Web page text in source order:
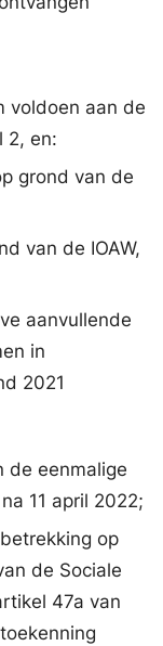
voldoen aan de
2, en:
grond van de
van de IOAW,
aanvullende
in
2021
de eenmalige
11 april 2022;
op
de Sociale
47a van